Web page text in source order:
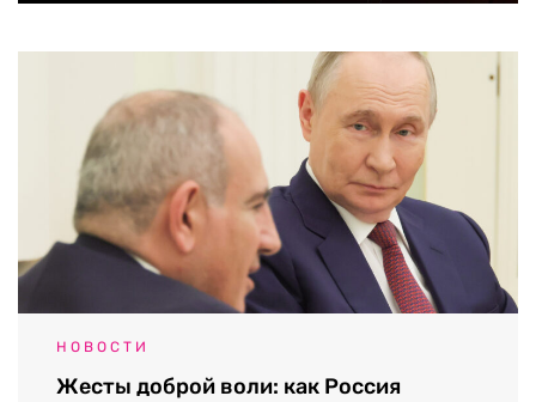
НОВОСТИ
Жесты доброй воли: как Россия